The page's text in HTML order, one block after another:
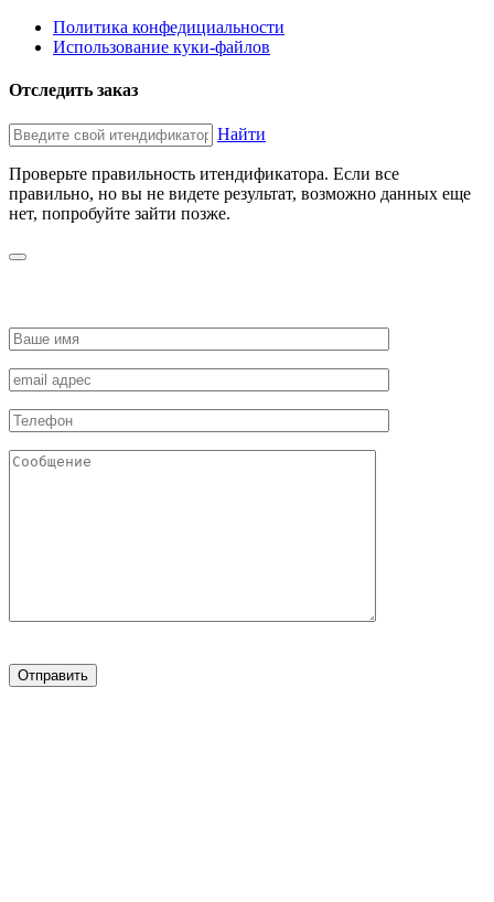
Политика конфедициальности
Использование куки-файлов
Отследить заказ
Найти
Проверьте правильность итендификатора. Если все
правильно, но вы не видете результат, возможно данных еще
нет, попробуйте зайти позже.